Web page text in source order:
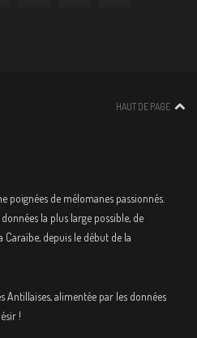
HAUT DE PAGE
poignées de mélomanes passionnés.
la plus large possible, de
Caraïbe, depuis le début de la
Antillaises, alimentée par les données
!